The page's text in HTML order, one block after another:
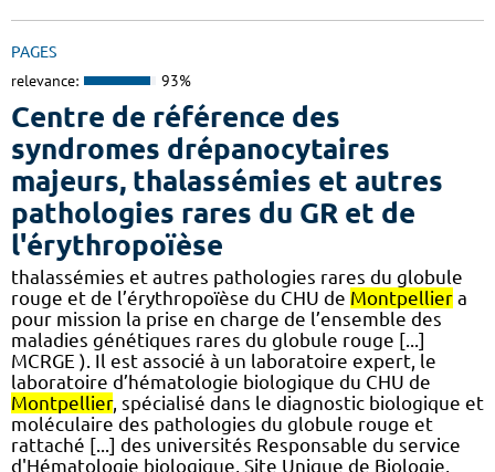
PAGES
relevance: 93%
Centre de référence des
syndromes drépanocytaires
majeurs, thalassémies et autres
pathologies rares du GR et de
l'érythropoïèse
thalassémies et autres pathologies rares du globule
rouge et de l’érythropoïèse du CHU de Montpellier a
pour mission la prise en charge de l’ensemble des
maladies génétiques rares du globule rouge [...]
MCRGE ). Il est associé à un laboratoire expert, le
laboratoire d’hématologie biologique du CHU de
Montpellier, spécialisé dans le diagnostic biologique et
moléculaire des pathologies du globule rouge et
rattaché [...] des universités Responsable du service
d'Hématologie biologique, Site Unique de Biologie,